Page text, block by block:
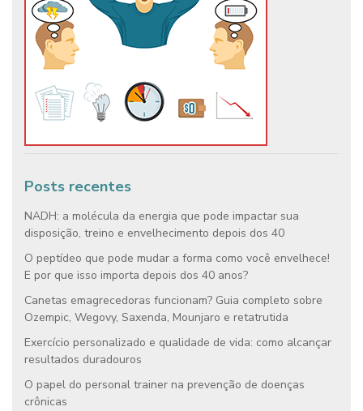
Posts recentes
NADH: a molécula da energia que pode impactar sua
disposição, treino e envelhecimento depois dos 40
O peptídeo que pode mudar a forma como você envelhece!
E por que isso importa depois dos 40 anos?
Canetas emagrecedoras funcionam? Guia completo sobre
Ozempic, Wegovy, Saxenda, Mounjaro e retatrutida
Exercício personalizado e qualidade de vida: como alcançar
resultados duradouros
O papel do personal trainer na prevenção de doenças
crônicas